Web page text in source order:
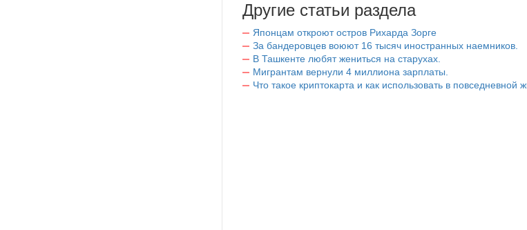
Другие статьи раздела
Японцам откроют остров Рихарда Зорге
За бандеровцев воюют 16 тысяч иностранных наемников.
В Ташкенте любят жениться на старухах.
Мигрантам вернули 4 миллиона зарплаты.
Что такое криптокарта и как использовать в повседневной